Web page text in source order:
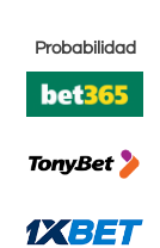
Probabilidad